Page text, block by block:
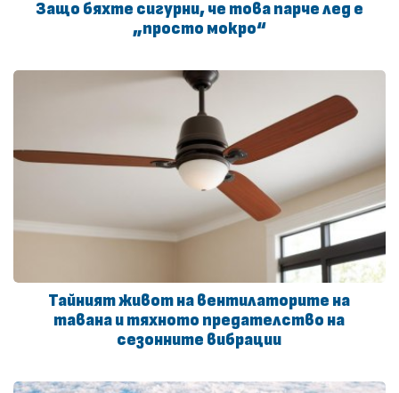
Защо бяхте сигурни, че това парче лед е
„просто мокро“
Тайният живот на вентилаторите на
тавана и тяхното предателство на
сезонните вибрации